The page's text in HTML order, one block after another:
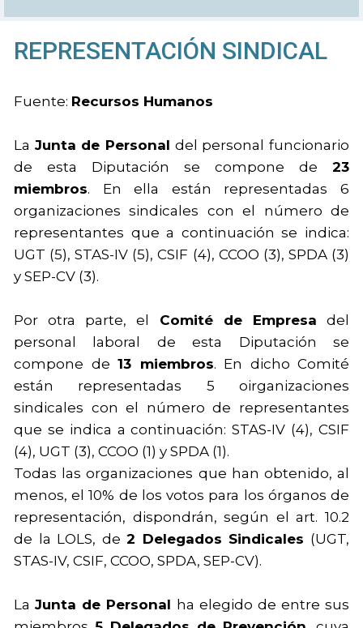
REPRESENTACIÓN SINDICAL
Fuente: Recursos Humanos
La Junta de Personal del personal funcionario
de esta Diputación se compone de 23
miembros. En ella están representadas 6
organizaciones sindicales con el número de
representantes que a continuación se indica:
UGT (5), STAS-IV (5), CSIF (4), CCOO (3), SPDA (3)
y SEP-CV (3).
Por otra parte, el Comité de Empresa del
personal laboral de esta Diputación se
compone de 13 miembros. En dicho Comité
están representadas 5 oirganizaciones
sindicales con el número de representantes
que se indica a continuación: STAS-IV (4), CSIF
(4), UGT (3), CCOO (1) y SPDA (1).
Todas las organizaciones que han obtenido, al
menos, el 10% de los votos para los órganos de
representación, dispondrán, según el art. 10.2
de la LOLS, de2 Delegados Sindicales (UGT,
STAS-IV, CSIF, CCOO, SPDA, SEP-CV).
LaJunta de Personal ha elegido de entre sus